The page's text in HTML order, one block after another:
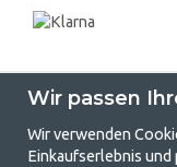
Wir passen
Wir verwenden
Einkaufserlebnis